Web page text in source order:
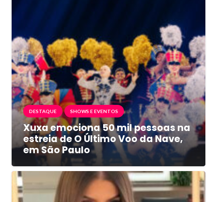
DESTAQUE SHOWS E EVENTOS
Xuxa emociona 50 mil pessoas na
estreia de O Último Voo da Nave,
em São Paulo